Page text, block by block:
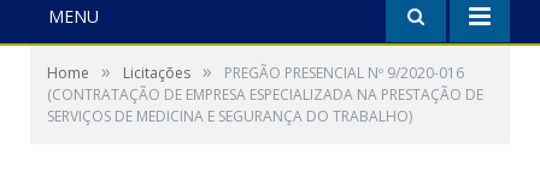
MENU
Home » Licitações »
PREGÃO PRESENCIAL Nº 9/2020-016
(CONTRATAÇÃO DE EMPRESA ESPECIALIZADA NA PRESTAÇÃO DE
SERVIÇOS DE MEDICINA E SEGURANÇA DO TRABALHO)